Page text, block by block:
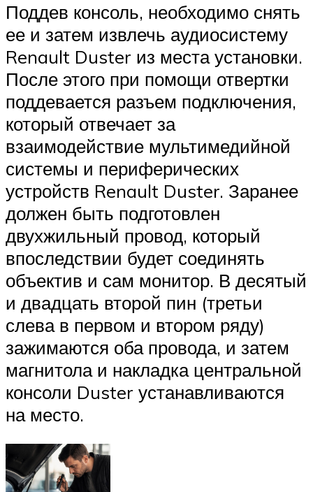
Поддев консоль, необходимо снять
ее и затем извлечь аудиосистему
Renault Duster из места установки.
После этого при помощи отвертки
поддевается разъем подключения,
который отвечает за
взаимодействие мультимедийной
системы и периферических
устройств Renault Duster. Заранее
должен быть подготовлен
двухжильный провод, который
впоследствии будет соединять
объектив и сам монитор. В десятый
и двадцать второй пин (третьи
слева в первом и втором ряду)
зажимаются оба провода, и затем
магнитола и накладка центральной
консоли Duster устанавливаются
на место.